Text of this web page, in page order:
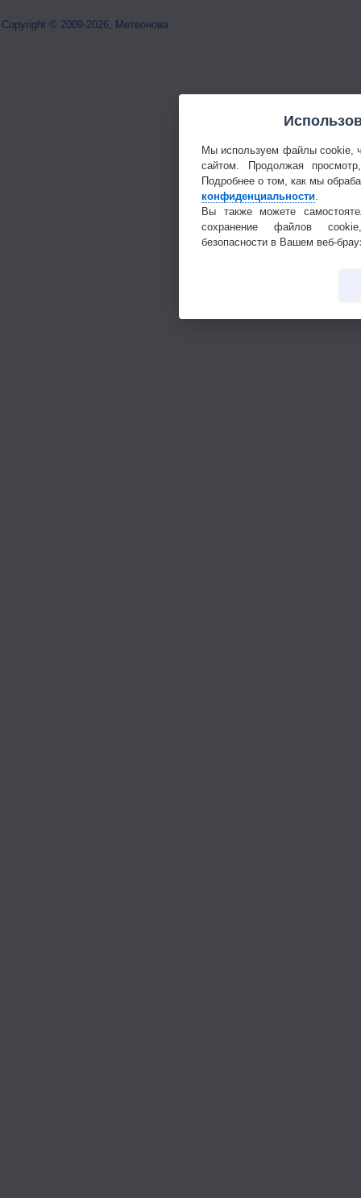
Copyright © 2009-2026, Метеонова
Мы используем файлы cookie,
сайтом. Продолжая
Подробнее о том, как мы
конфиденциальности
Вы также можете
сохранение файлов
безопасности в Вашем веб-